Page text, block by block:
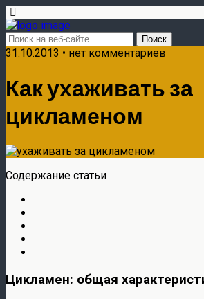
31.10.2013 • нет комментариев
Как ухаживать за
цикламеном
Содержание статьи
Цикламен: общая